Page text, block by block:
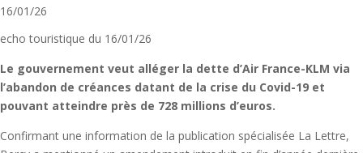
16/01/26
echo touristique du 16/01/26
Le gouvernement veut alléger la dette d’Air France-KLM via
l’abandon de créances datant de la crise du Covid-19 et
pouvant atteindre près de 728 millions d’euros.
Confirmant une information de la publication spécialisée La Lettre,